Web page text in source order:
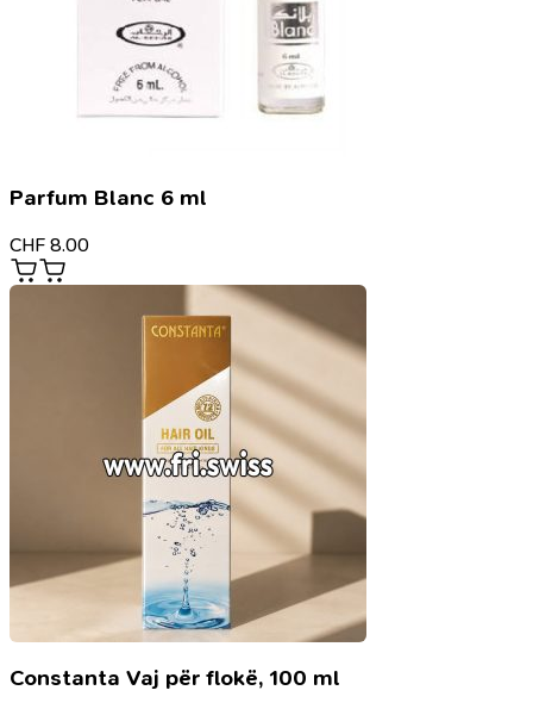
Parfum Blanc 6 ml
CHF 8.00
Constanta Vaj për flokë, 100 ml